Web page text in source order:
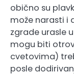
obično su
može narasti i
zgrade urasle
mogu biti
cvetovima)
posle